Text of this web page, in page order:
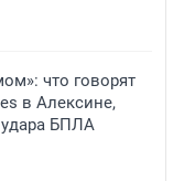
что говорят
в Алексине,
БПЛА